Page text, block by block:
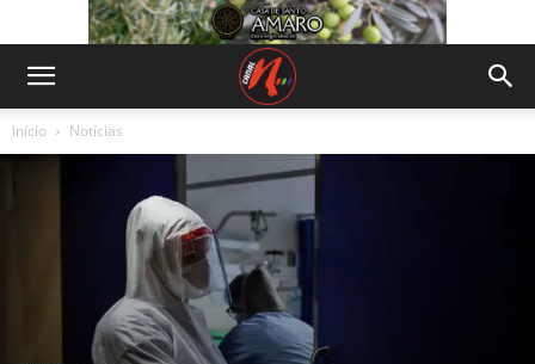
Início Notícias